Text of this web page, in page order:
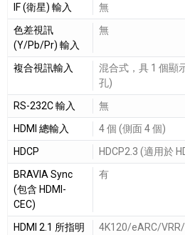
IF (衛星) 輸入
無
色差視訊
(Y/Pb/Pr) 輸入
無
複合視訊輸入
混合式，具 1 個顯
孔)
RS-232C 輸入
無
HDMI 總輸入
4 個 (側面 4 個)
HDCP
HDCP2.3 (適用於
BRAVIA Sync
(包含 HDMI-
CEC)
有
HDMI 2.1 所指明
4K120/eARC/